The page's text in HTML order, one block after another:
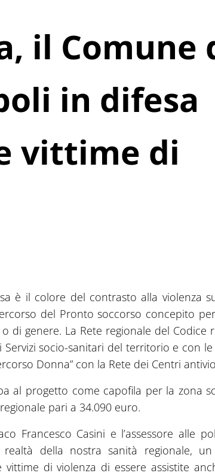
il Comune
in difesa
vittime di
è il colore del contrasto alla violenza
del Pronto soccorso concepito
di genere. La Rete regionale del Codice
socio-sanitari del territorio e con
Donna” con la Rete dei Centri
al progetto come capofila per la zona
pari a 34.090 euro.
Francesco Casini e l’assessore alle
della nostra sanità regionale,
di violenza di essere assistite